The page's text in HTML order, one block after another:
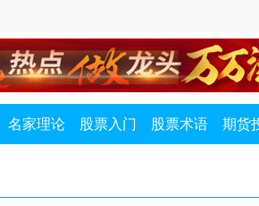
名家理论 股票入门 股票术语 期货